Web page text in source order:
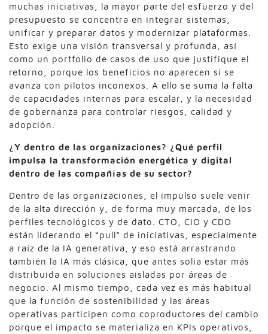
muchas iniciativas, la mayor parte del esfuerzo y del
presupuesto se concentra en integrar sistemas,
unificar y preparar datos y modernizar plataformas.
Esto exige una visión transversal y profunda, así
como un portfolio de casos de uso que justifique el
retorno, porque los beneficios no aparecen si se
avanza con pilotos inconexos. A ello se suma la falta
de capacidades internas para escalar, y la necesidad
de gobernanza para controlar riesgos, calidad y
adopción.
¿Y dentro de las organizaciones? ¿Qué perfil
impulsa la transformación energética y digital
dentro de las compañías de su sector?
Dentro de las organizaciones, el impulso suele venir
de la alta dirección y, de forma muy marcada, de los
perfiles tecnológicos y de dato. CTO, CIO y CDO
están liderando el “pull” de iniciativas, especialmente
a raíz de la IA generativa, y eso está arrastrando
también la IA más clásica, que antes solía estar más
distribuida en soluciones aisladas por áreas de
negocio. Al mismo tiempo, cada vez es más habitual
que la función de sostenibilidad y las áreas
operativas participen como coproductores del cambio
porque el impacto se materializa en KPIs operativos,